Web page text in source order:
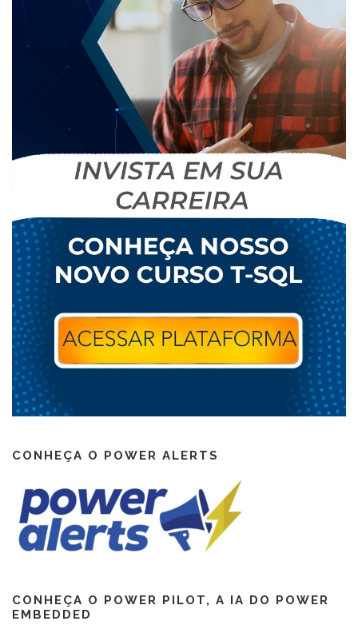
CONHEÇA O POWER ALERTS
CONHEÇA O POWER PILOT, A IA DO POWER
EMBEDDED